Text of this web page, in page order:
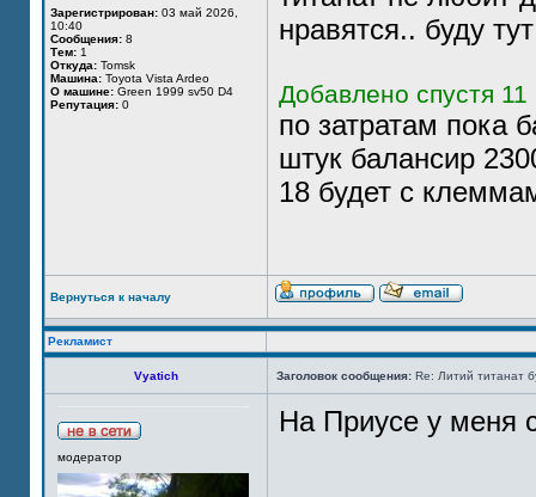
Зарегистрирован: 03 май 2026,
10:40
Сообщения: 8
Тем: 1
Откуда: Tomsk
Машина: Toyota Vista Ardeo
О машине: Green 1999 sv50 D4
Репутация: 0
нравятся.. буду
Добавлено спустя
по затратам пока
штук балансир
18 будет с
Вернуться к началу
Рекламист
Vyatich Заголовок сообщения: Re: Литий титанат
модератор
На Приусе у меня